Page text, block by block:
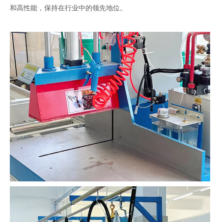
和高性能，保持在行业中的领先地位。